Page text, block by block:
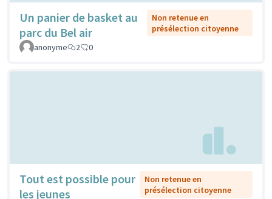
Un panier de basket au
parc du Bel air
Non retenue en
présélection citoyenne
anonyme
2 0
Tout est possible pour
les jeunes
Non retenue en
présélection citoyenne